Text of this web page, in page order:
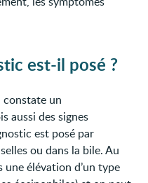
est-il posé ?
constate un
aussi des signes
est posé par
ou dans la bile. Au
élévation d’un type